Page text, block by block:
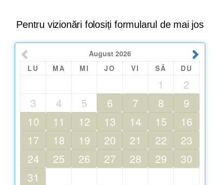
Pentru vizionări folosiți formularul de mai jos
August 2026
LU
MA MI JO VI SÂ DU
1
2
3
4 5 6 7 8
9
10
11 12 13 14 15
16
17
18 19 20 21 22
23
24
25 26 27 28 29
30
31